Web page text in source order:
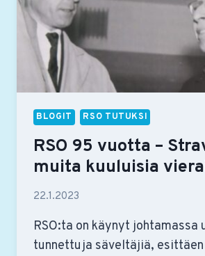
BLOGIT RSO TUTUKSI
RSO 95 vuotta –
muita kuuluisia
22.1.2023
RSO:ta on käynyt johtamassa
tunnettuja säveltäjiä,